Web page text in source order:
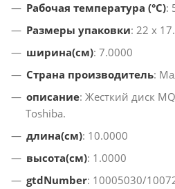
Рабочая температура (°C):
Размеры упаковки: 22 x
ширина(см): 7.0000
Страна производитель:
описание: Жесткий диск
Toshiba.
длина(см): 10.0000
высота(см): 1.0000
gtdNumber: 10005030/